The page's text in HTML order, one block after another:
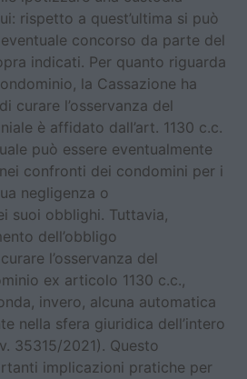
rispetto a quest’ultima si può
concorso da parte del
indicati. Per quanto riguarda
la Cassazione ha
curare l’osservanza del
è affidato dall’art. 1130 c.c.
può essere eventualmente
confronti dei condomini per i
negligenza o
suoi obblighi. Tuttavia,
dell’obbligo
l’osservanza del
ex articolo 1130 c.c.,
invero, alcuna automatica
nella sfera giuridica dell’intero
35315/2021). Questo
implicazioni pratiche per